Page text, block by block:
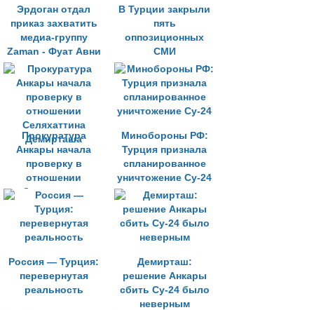
Эрдоган отдал
приказ захватить
медиа-группу
Zaman - Фуат Авни
В Турции закрыли
пять
оппозиционных
СМИ
Прокуратура
Анкары начала
проверку в
отношении
Селяхаттина
Демирташа
Минобороны РФ:
Турция признала
спланированное
уничтожение Су-24
Россия — Турция:
перевернутая
реальность
Демирташ:
решение Анкары
сбить Су-24 было
неверным